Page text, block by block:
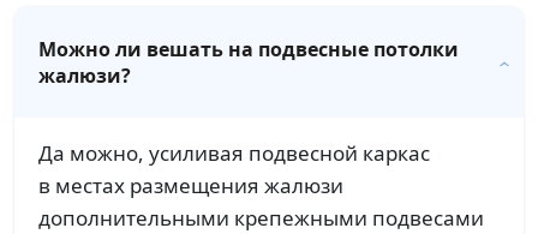
Можно ли вешать на подвесные потолки
жалюзи?
Да можно, усиливая подвесной каркас
в местах размещения жалюзи
дополнительными крепежными подвесами